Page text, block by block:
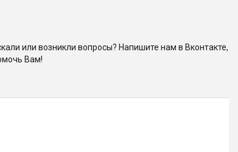
или возникли вопросы? Напишите нам в Вконтакте,
Вам!